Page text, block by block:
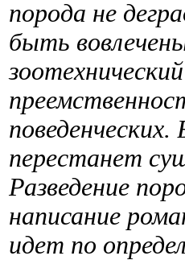
порода не
быть
перестанет
Разведение
написание
идет по